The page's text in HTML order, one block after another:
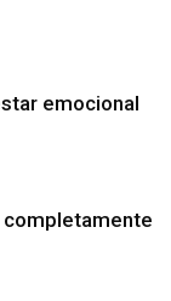
emocional
completamente